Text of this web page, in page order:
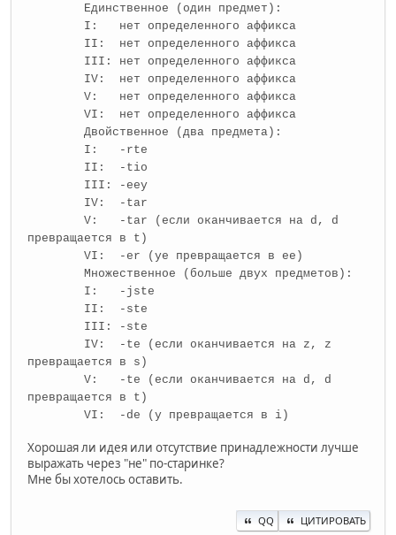
Единственное (один предмет):
I: нет определенного аффикса
II: нет определенного аффикса
III: нет определенного аффикса
IV: нет определенного аффикса
V: нет определенного аффикса
VI: нет определенного аффикса
Двойственное (два предмета):
I: -rte
II: -tio
III: -eey
IV: -tar
V: -tar (если оканчивается на d, d
превращается в t)
VI: -er (ye превращается в ee)
Множественное (больше двух предметов):
I: -jste
II: -ste
III: -ste
IV: -te (если оканчивается на z, z
превращается в s)
V: -te (если оканчивается на d, d
превращается в t)
VI: -de (y превращается в i)
Хорошая ли идея или отсутствие принадлежности лучше
выражать через "не" по-старинке?
Мне бы хотелось оставить.
QQ ЦИТИРОВАТЬ